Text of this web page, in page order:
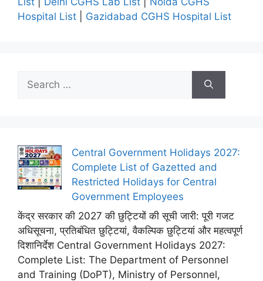
Hospital List
Gazidabad CGHS Hospital List
for:
Central Government Holidays 2027:
Complete List of Gazetted and
Restricted Holidays for Central
Government Employees
केंद्र सरकार की 2027 की छुट्टियों की सूची जारी: पूरी गजट
अधिसूचना, प्रतिबंधित छुट्टियां, वैकल्पिक छुट्टियां और महत्वपूर्ण
दिशानिर्देश Central Government Holidays 2027:
Complete List: The Department of Personnel
and Training (DoPT), Ministry of Personnel,